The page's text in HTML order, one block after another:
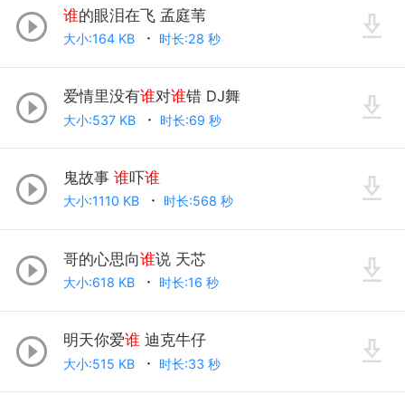
谁的眼泪在飞 孟庭苇
大小:164 KB 时长:28 秒
爱情里没有谁对谁错 DJ舞
大小:537 KB 时长:69 秒
鬼故事 谁吓谁
大小:1110 KB 时长:568 秒
哥的心思向谁说 天芯
大小:618 KB 时长:16 秒
明天你爱谁迪克牛仔
大小:515 KB 时长:33 秒